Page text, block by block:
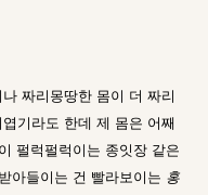
짜리몽땅한 몸이 더 짜리
기라도 한데 제 몸은 어째
펄럭펄럭이는 종잇장 같은
아들이는 건 빨라보이는 홍